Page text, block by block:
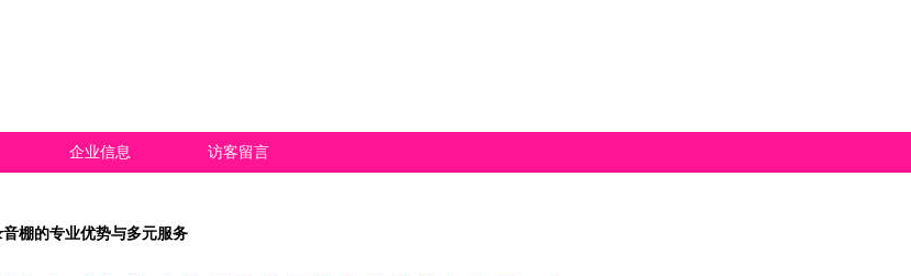
企业信息 访客留言
棚的专业优势与多元服务